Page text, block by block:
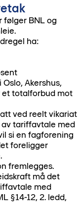
følger BNL og
ha:
Akershus,
et totalforbud mot
ved reelt vikariat
tariffavtale med
si en fagforening
foreligger
fremlegges.
må det
med
§14-12, 2. ledd,